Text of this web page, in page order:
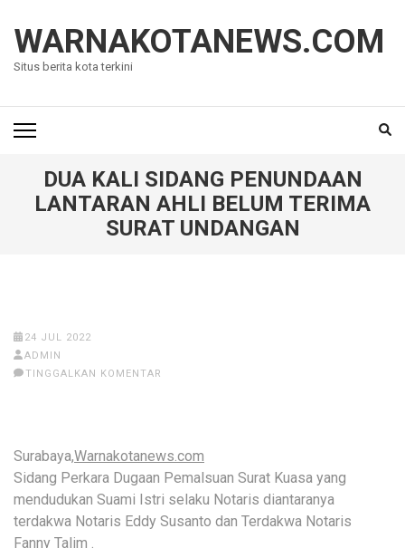
konten
(Tekan
WARNAKOTANEWS.COM
Situs berita kota terkini
DUA KALI SIDANG PENUNDAAN
LANTARAN AHLI BELUM TERIMA
SURAT UNDANGAN
24 JUL 2022
ADMIN
TINGGALKAN KOMENTAR
Surabaya,Warnakotanews.com
Sidang Perkara Dugaan Pemalsuan Surat Kuasa yang
mendudukan Suami Istri selaku Notaris diantaranya
terdakwa Notaris Eddy Susanto dan Terdakwa Notaris
Fanny Talim .